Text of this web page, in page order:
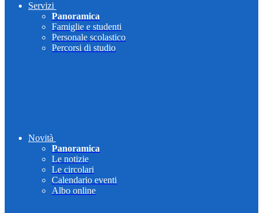
Servizi
Panoramica
Famiglie e studenti
Personale scolastico
Percorsi di studio
Novità
Panoramica
Le notizie
Le circolari
Calendario eventi
Albo online